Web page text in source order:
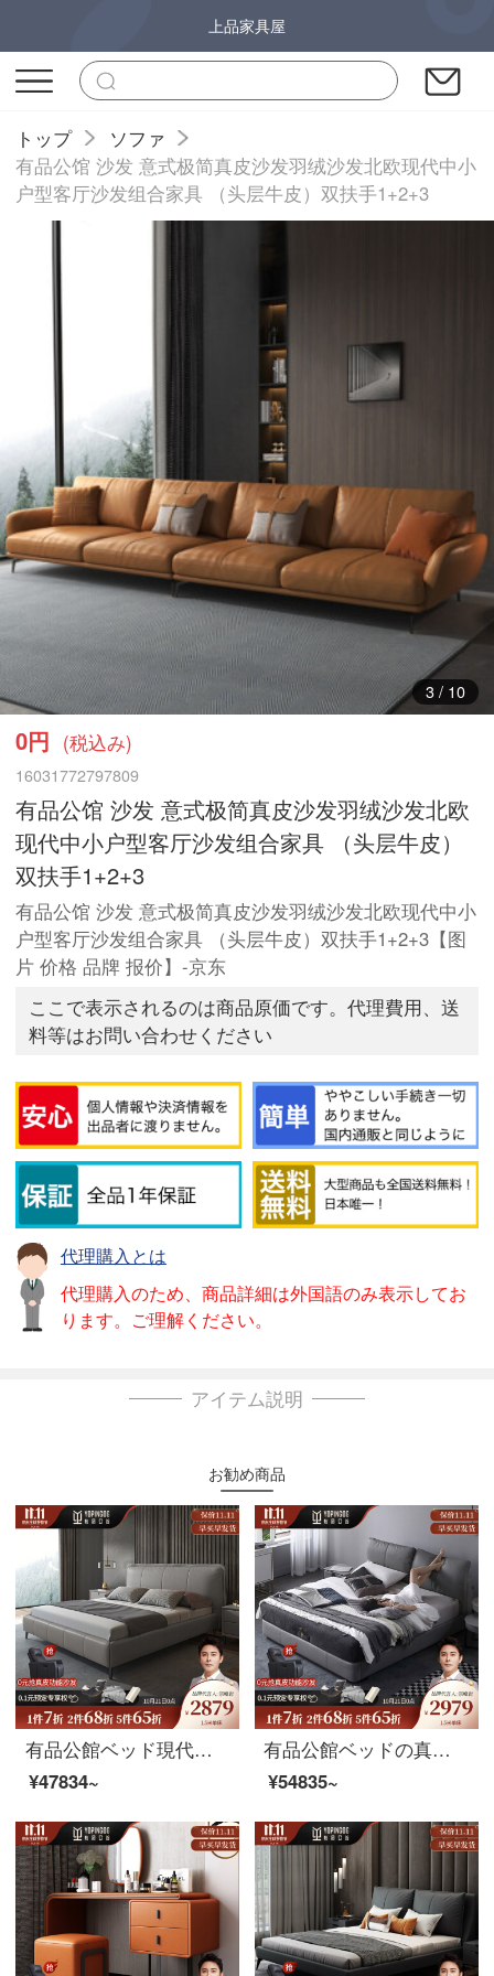
上品家具屋
トップ
ソファ
有品公馆 沙发 意式极简真皮沙发羽绒沙发北欧现代中小
户型客厅沙发组合家具 （头层牛皮）双扶手1+2+3
3/ 10
0円 (税込み)
16031772797809
有品公馆 沙发 意式极简真皮沙发羽绒沙发北欧
现代中小户型客厅沙发组合家具 （头层牛皮）
双扶手1+2+3
有品公馆 沙发 意式极简真皮沙发羽绒沙发北欧现代中小
户型客厅沙发组合家具 （头层牛皮）双扶手1+2+3【图
片 价格 品牌 报价】-京东
ここで表示されるのは商品原価です。代理費用、送
料等はお問い合わせください
代理購入とは
代理購入のため、商品詳細は外国語のみ表示してお
ります。ご理解ください。
アイテム説明
お勧め商品
有品公館ベッド現代イタリア式の軽い豪華家具の主な寝室のナパ牛革の真皮のベッドネットの赤いinsの齊辺の2人の1.8メートルの結婚ベッド（頭の階の牛革）のベッド+マットレス+マットレス*1 1.8 M項
¥47834~
有品公館ベッドの真皮のベッド北欧の主な寝床の近代的な簡単な保管物の柔らかい包みが軽くて贅沢な大気の1.8メートルの寝室のツインベッド（頭の階の牛革）の1.8メートルのシングルベッド+マットレス+マットレスの高箱の金
¥54835~